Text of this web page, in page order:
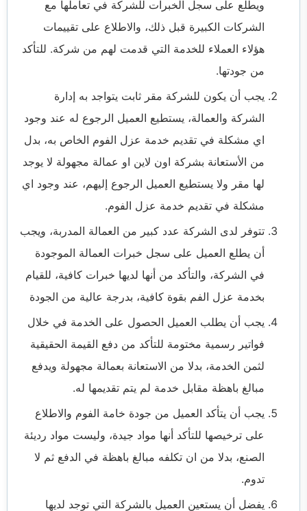
ويطلع على سجل الخبرات للشركة في تعاملها مع
الشركات الكبيرة قبل ذلك، والاطلاع على تقييمات
هؤلاء العملاء للخدمة التي قدمت لهم من شركة. للتأكد
من جودتها.
يجب أن يكون للشركة مقر ثابت يتواجد به إدارة
الشركة والعمالة، يستطيع العميل الرجوع له عند وجود
اي مشكلة في تقديم خدمة عزل الفوم الخاص به، بدل
من الأستعانة بشركة اون لاين او عمالة مجهولة لا يوجد
لها مقر ولا يستطيع العميل الرجوع إليهم، عند وجود اي
مشكلة في تقديم خدمة عزل الفوم.
تتوفر لدى الشركة عدد كبير من العمالة المدربة، ويجب
أن يطلع العميل على سجل خبرات العمالة الموجودة
في الشركة، والتأكد من أنها لديها خبرات كافية، للقيام
بخدمة عزل الفم بقوة كافية، بدرجة عالية من الجودة
يجب أن يطلب العميل الحصول على الخدمة في خلال
فواتير رسمية مختومة للتأكد من دفع القيمة الحقيقية
لثمن الخدمة، بدلا من الاستعانة بعمالة مجهولة ويدفع
مبالغ باهظة مقابل خدمة لم يتم تقديمها له.
يجب أن يتأكد العميل من جودة خامة الفوم والاطلاع
على ترخيصها للتأكد أنها مواد جيدة، وليست مواد رديئة
الصنع، بدلا من ان تكلفه مبالغ باهظة في الدفع ثم لا
تدوم.
يفضل أن يستعين العميل بالشركة التي توجد لديها